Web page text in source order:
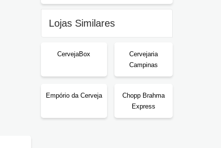
Lojas Similares
CervejaBox
Cervejaria
Campinas
Empório da Cerveja
Chopp Brahma
Express